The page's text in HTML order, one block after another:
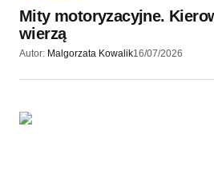
Mity motoryzacyjne.
wierzą
Autor: Malgorzata Kowalik16/07/2026